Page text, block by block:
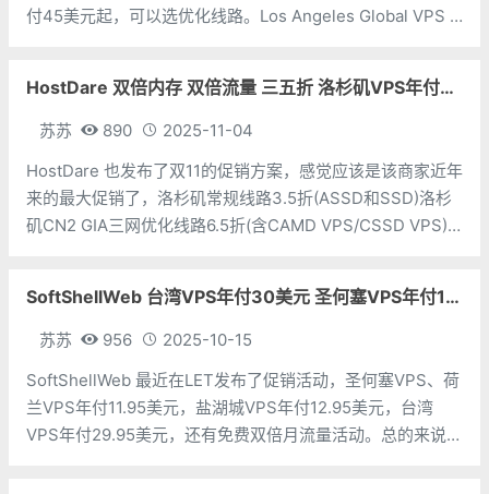
付45美元起，可以选优化线路。Los Angeles Global VPS –
HostDare 双倍内存 双倍流量 三五折 洛杉矶VPS年付9.1美元
苏苏 890
2025-11-04
HostDare 也发布了双11的促销方案，感觉应该是该商家近年
来的最大促销了，洛杉矶常规线路3.5折(ASSD和SSD)洛杉
矶CN2 GIA三网优化线路6.5折(含CAMD VPS/CSSD VPS)
SoftShellWeb 台湾VPS年付30美元 圣何塞VPS年付12美元 双倍流量
苏苏 956
2025-10-15
SoftShellWeb 最近在LET发布了促销活动，圣何塞VPS、荷
兰VPS年付11.95美元，盐湖城VPS年付12.95美元，台湾
VPS年付29.95美元，还有免费双倍月流量活动。总的来说，